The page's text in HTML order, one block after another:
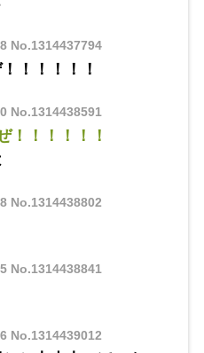
No.1314437794
！！！！！
No.1314438591
！！！！！！
No.1314438802
No.1314438841
No.1314439012